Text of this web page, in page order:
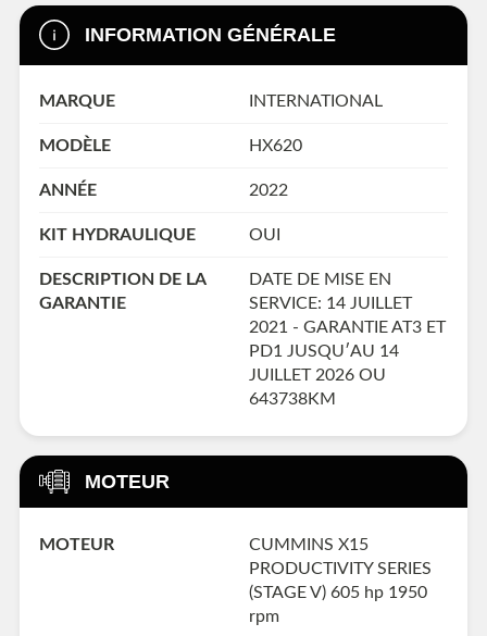
INFORMATION GÉNÉRALE
MARQUE INTERNATIONAL
MODÈLE HX620
ANNÉE 2022
KIT HYDRAULIQUE OUI
DESCRIPTION DE LA
GARANTIE
DATE DE MISE EN
SERVICE: 14 JUILLET
2021 - GARANTIE AT3 ET
PD1 JUSQU′AU 14
JUILLET 2026 OU
643738KM
MOTEUR
MOTEUR
CUMMINS X15
PRODUCTIVITY SERIES
(STAGE V) 605 hp 1950
rpm